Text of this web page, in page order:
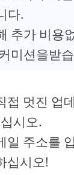
다.
추가 비용
미션을받
접 멋진 업
십시오.
일 주소를
십시오!